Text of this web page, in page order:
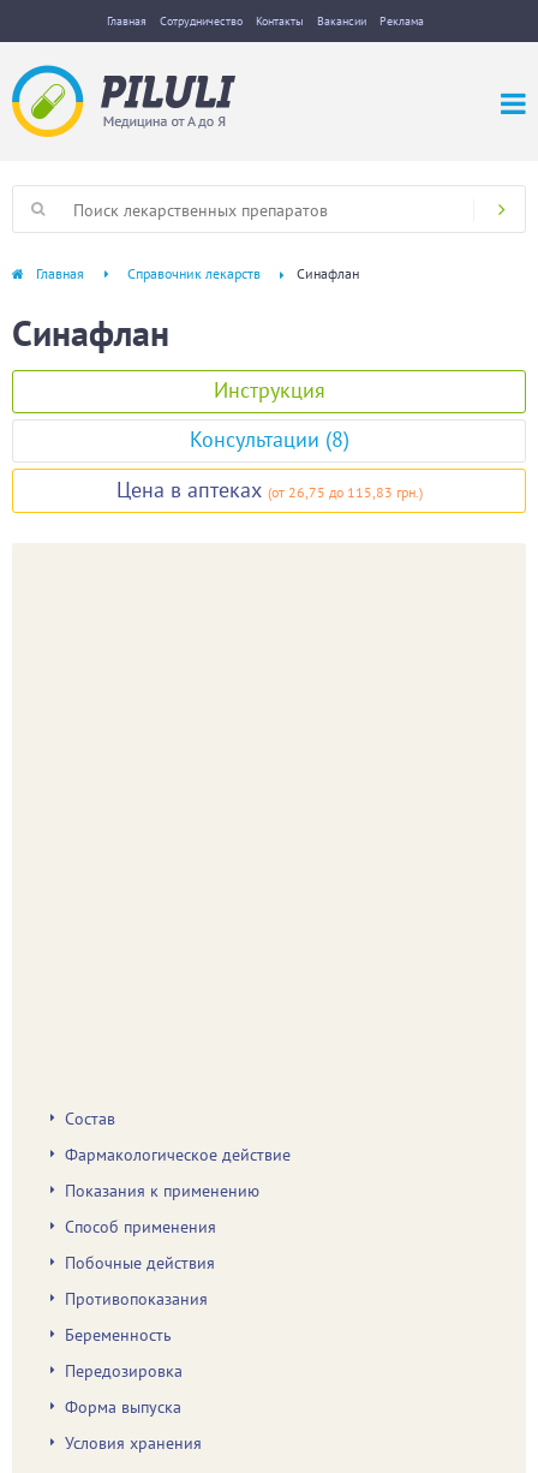
Главная Сотрудничество Контакты Вакансии Реклама
Главная Справочник лекарств Синафлан
Синафлан
Инструкция
Консультации (8)
Цена в аптеках (от 26,75 до 115,83 грн.)
Состав
Фармакологическое действие
Показания к применению
Способ применения
Побочные действия
Противопоказания
Беременность
Передозировка
Форма выпуска
Условия хранения